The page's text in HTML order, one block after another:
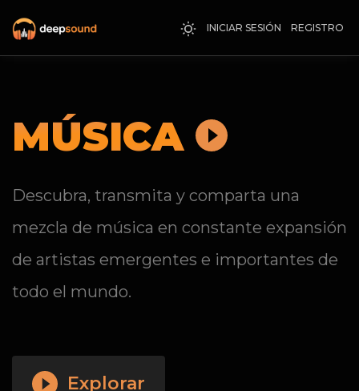
INICIAR SESIÓN REGISTRO
MÚSICA
Descubra, transmita y comparta una
mezcla de música en constante expansión
de artistas emergentes e importantes de
todo el mundo.
Explorar